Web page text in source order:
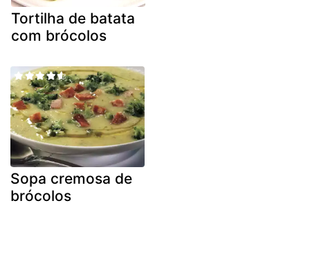
Tortilha de batata
com brócolos
Sopa cremosa de
brócolos